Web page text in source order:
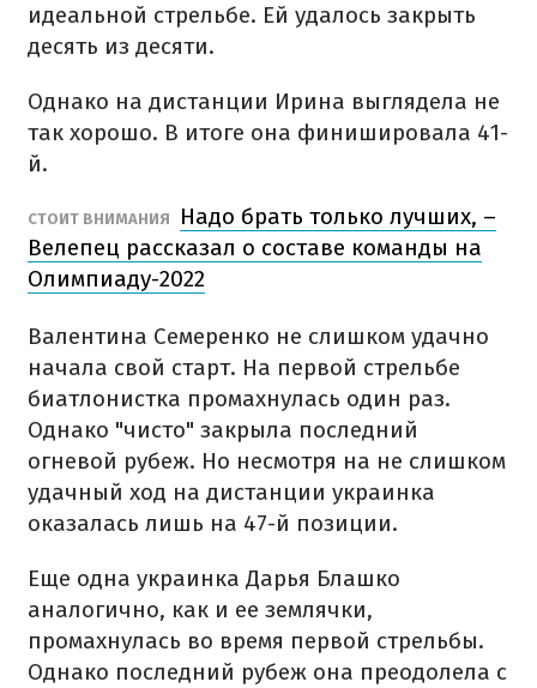
идеальной стрельбе. Ей удалось закрыть
десять из десяти.
Однако на дистанции Ирина выглядела не
так хорошо. В итоге она финишировала 41-
й.
СТОИТ ВНИМАНИЯ
Надо брать только лучших, –
Велепец рассказал о составе команды на
Олимпиаду-2022
Валентина Семеренко не слишком удачно
начала свой старт. На первой стрельбе
биатлонистка промахнулась один раз.
Однако "чисто" закрыла последний
огневой рубеж. Но несмотря на не слишком
удачный ход на дистанции украинка
оказалась лишь на 47-й позиции.
Еще одна украинка Дарья Блашко
аналогично, как и ее землячки,
промахнулась во время первой стрельбы.
Однако последний рубеж она преодолела с